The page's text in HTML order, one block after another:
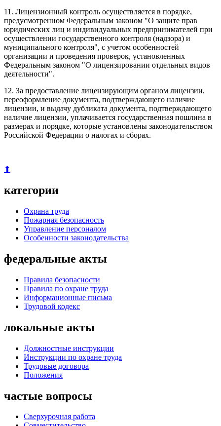
11. Лицензионный контроль осуществляется в порядке,
предусмотренном Федеральным законом "О защите прав
юридических лиц и индивидуальных предпринимателей при
осуществлении государственного контроля (надзора) и
муниципального контроля", с учетом особенностей
организации и проведения проверок, установленных
Федеральным законом "О лицензировании отдельных видов
деятельности".
12. За предоставление лицензирующим органом лицензии,
переоформление документа, подтверждающего наличие
лицензии, и выдачу дубликата документа, подтверждающего
наличие лицензии, уплачивается государственная пошлина в
размерах и порядке, которые установлены законодательством
Российской Федерации о налогах и сборах.
⬆
категории
Охрана труда
Пожарная безопасность
Управление персоналом
Особенности законодательства
федеральные акты
Правила безопасности
Правила по охране труда
Информационные письма
Трудовой кодекс
локальные акты
Должностные инструкции
Инструкции по охране труда
Трудовые договора
Положения
частые вопросы
Сверхурочная работа